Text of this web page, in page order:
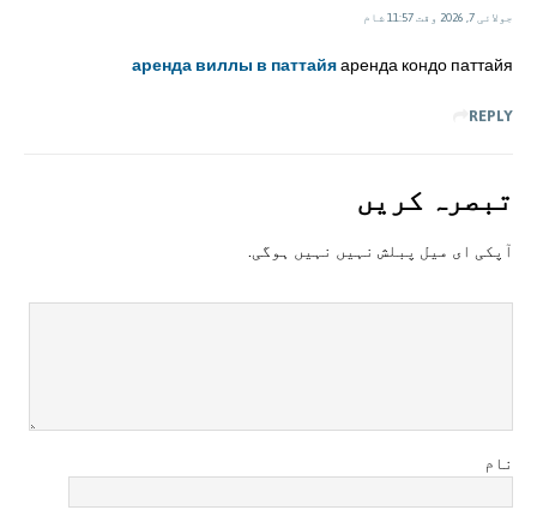
جولائی 7, 2026 وقت 11:57 شام
аренда виллы в паттайяаренда кондо паттайя
REPLY
تبصرہ کريں
آپکی ای ميل پبلش نہيں نہيں ہوگی.
نام